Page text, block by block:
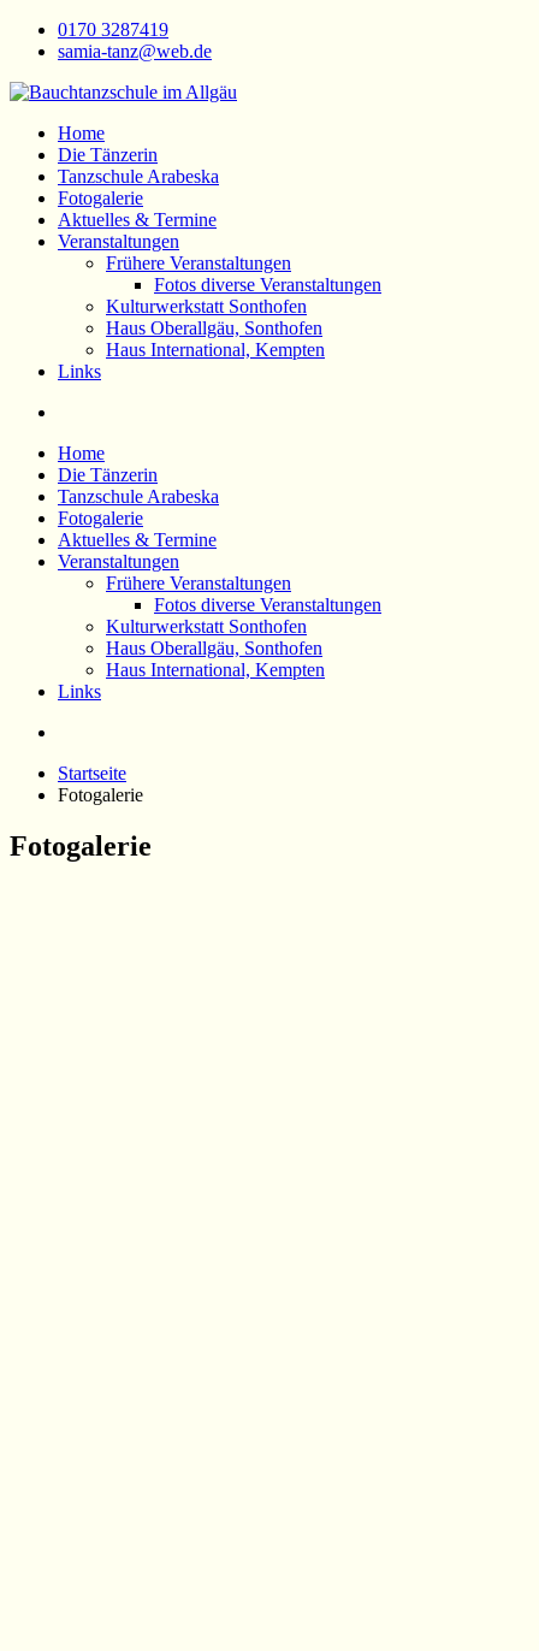
Zum
Inhalt
0170 3287419
samia-tanz@web.de
Bauchtanzschule im Allgäu
Orientalischer Tanz
Home
Die Tänzerin
Tanzschule Arabeska
Fotogalerie
Aktuelles & Termine
Veranstaltungen
Frühere Veranstaltungen
Fotos diverse Veranstaltungen
Kulturwerkstatt Sonthofen
Haus Oberallgäu, Sonthofen
Haus International, Kempten
Links
Home
Die Tänzerin
Tanzschule Arabeska
Fotogalerie
Aktuelles & Termine
Veranstaltungen
Frühere Veranstaltungen
Fotos diverse Veranstaltungen
Kulturwerkstatt Sonthofen
Haus Oberallgäu, Sonthofen
Haus International, Kempten
Links
Startseite
Fotogalerie
Fotogalerie